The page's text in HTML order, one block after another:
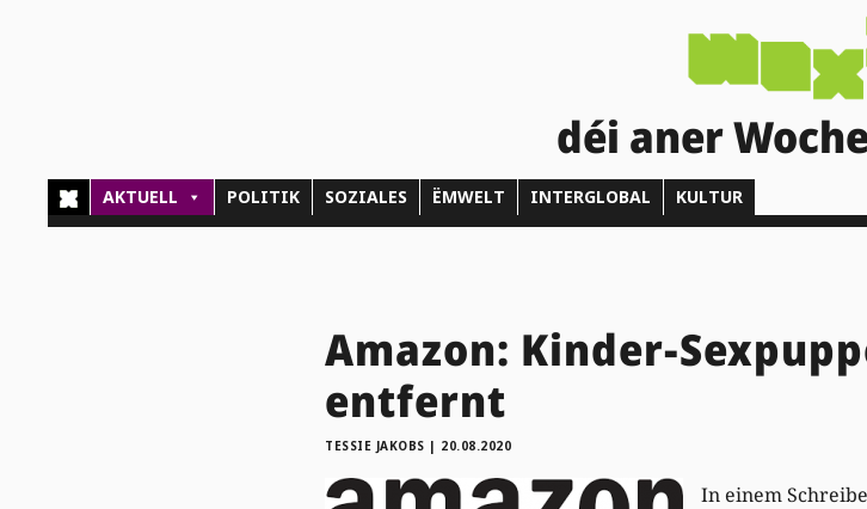
déi aner
AKTUELL POLITIK SOZIALES ËMWELT INTERGLOBAL KULTUR
Amazon: Kinder-
entfernt
TESSIE JAKOBS | 20.08.2020
In einem